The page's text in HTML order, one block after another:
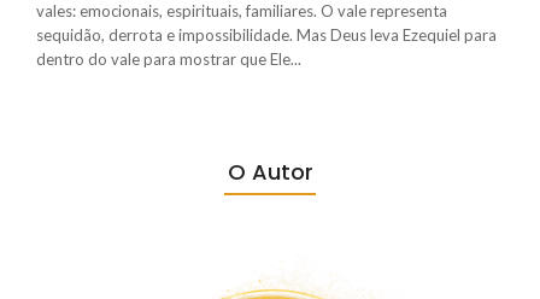
vales: emocionais, espirituais, familiares. O vale representa
sequidão, derrota e impossibilidade. Mas Deus leva Ezequiel para
dentro do vale para mostrar que Ele...
O Autor